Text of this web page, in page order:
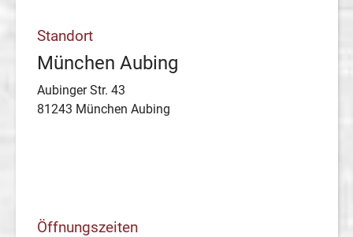
Standort
München Aubing
Aubinger Str. 43
81243 München Aubing
Öffnungszeiten